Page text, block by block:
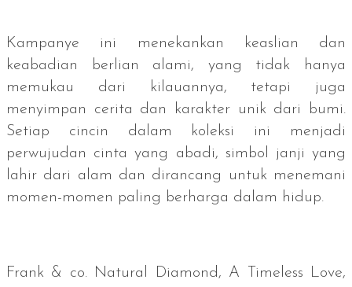
Kampanye ini menekankan keaslian dan
keabadian berlian alami, yang tidak hanya
memukau dari kilauannya, tetapi juga
menyimpan cerita dan karakter unik dari bumi.
Setiap cincin dalam koleksi ini menjadi
perwujudan cinta yang abadi, simbol janji yang
lahir dari alam dan dirancang untuk menemani
momen-momen paling berharga dalam hidup.
Frank & co.Natural Diamond, A Timeless Love,